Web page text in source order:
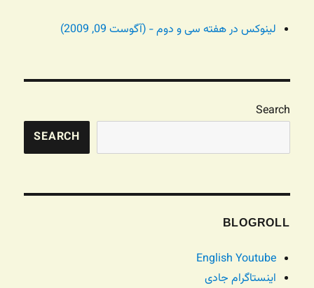
لینوکس در هفته سی و دوم - (آگوست 09, 2009)
Search
SEARCH
BLOGROLL
English Youtube
اینستاگرام جادی